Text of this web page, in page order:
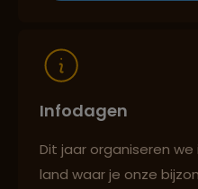
Infodagen
Dit jaar organiseren
land waar je onze